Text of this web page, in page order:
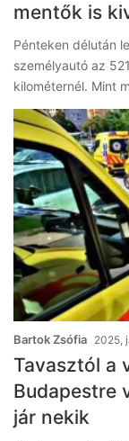
mentők is
Pénteken délután
személyautó az
kilométernél. Mint
Bartok Zsófia 2025,
Tavasztól a
Budapestre
jár nekik